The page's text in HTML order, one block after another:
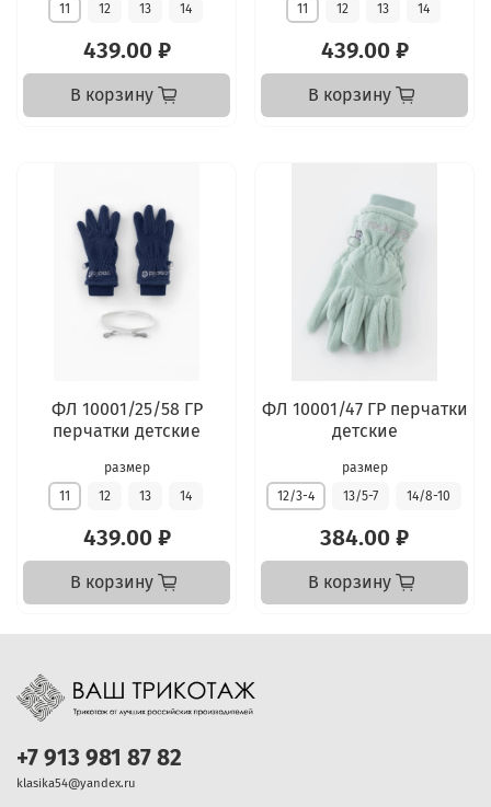
11
12 13 14
439.00 ₽
В корзину
11
12 13 14
439.00 ₽
В корзину
ФЛ 10001/25/58 ГР
перчатки детские
размер
11
12 13 14
439.00 ₽
В корзину
ФЛ 10001/47 ГР перчатки
детские
размер
12/3-4
13/5-7 14/8-10
384.00 ₽
В корзину
+7 913 981 87 82
klasika54@yandex.ru